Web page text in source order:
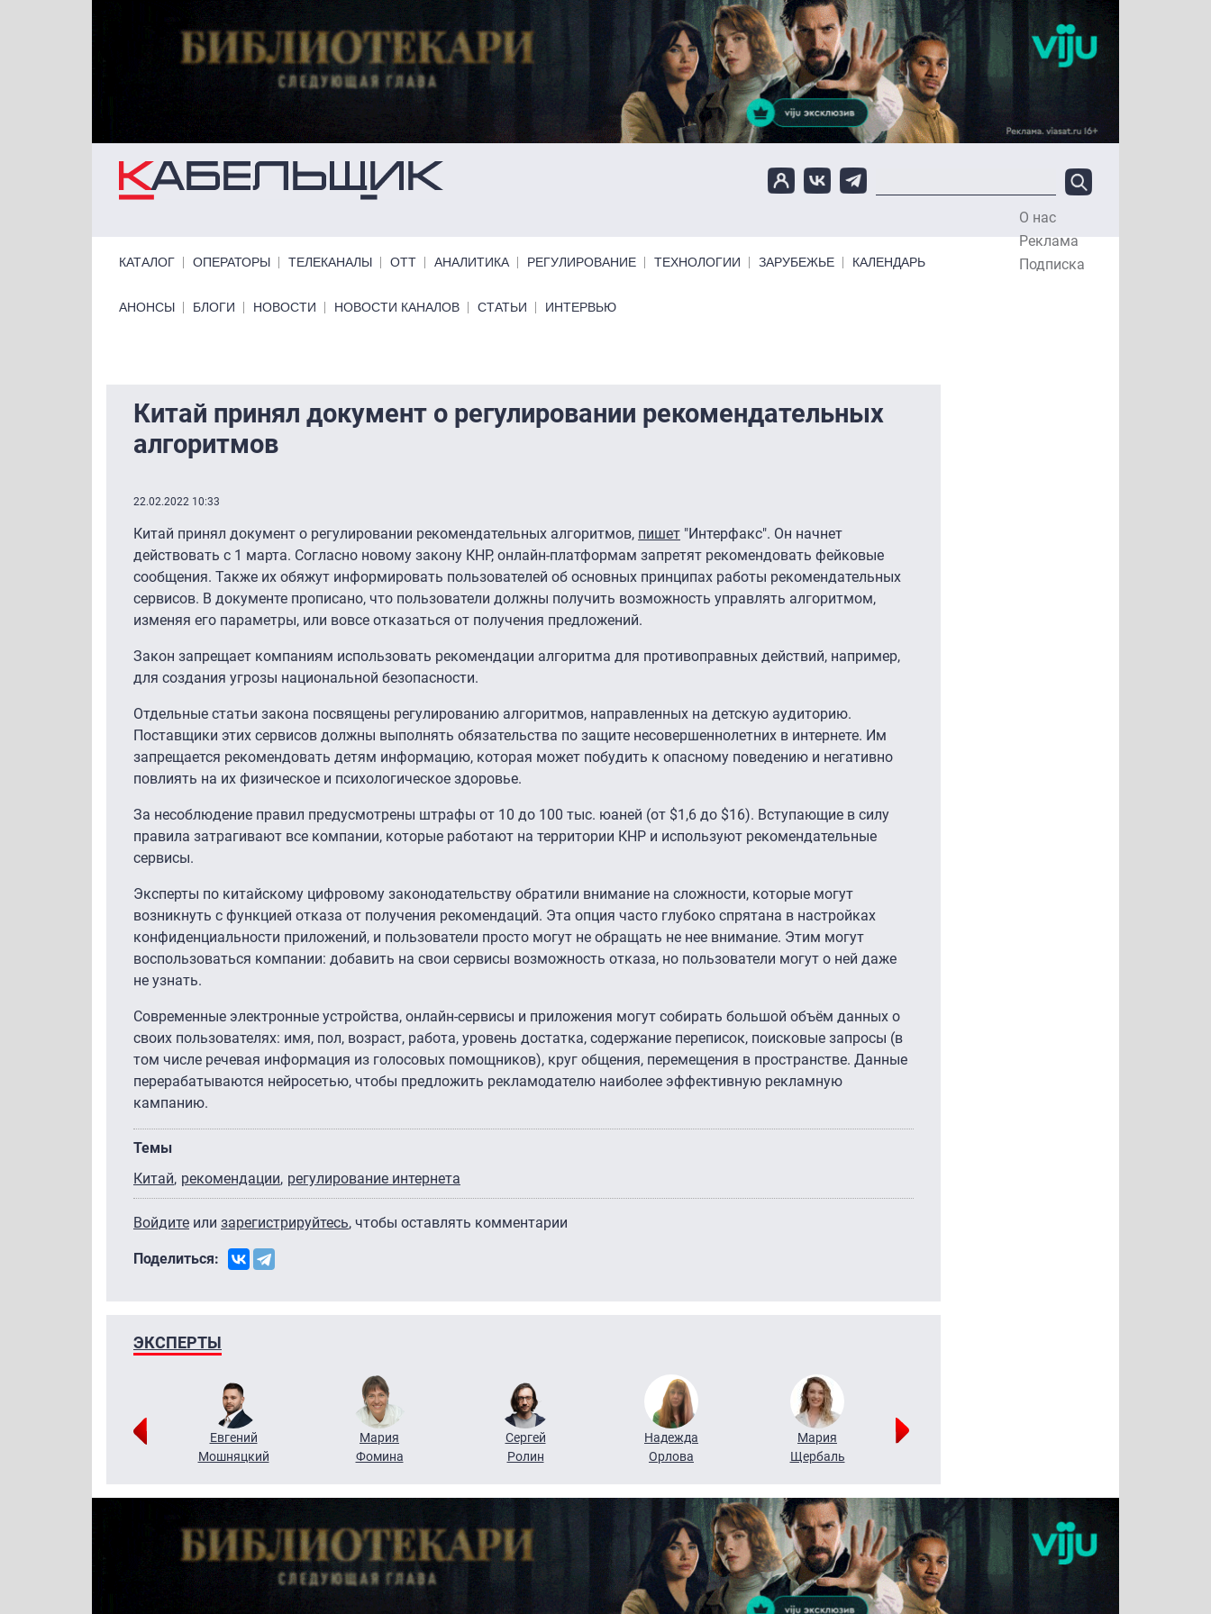
О нас
Реклама
Подписка
КАТАЛОГ ОПЕРАТОРЫ ТЕЛЕКАНАЛЫ ОТТ АНАЛИТИКА РЕГУЛИРОВАНИЕ ТЕХНОЛОГИИ ЗАРУБЕЖЬЕ КАЛЕНДАРЬ
Primary links bottom
АНОНСЫ БЛОГИ НОВОСТИ НОВОСТИ КАНАЛОВ СТАТЬИ ИНТЕРВЬЮ
Китай принял документ о регулировании рекомендательных
алгоритмов
22.02.2022 10:33
Китай принял документ о регулировании рекомендательных алгоритмов, пишет "Интерфакс". Он начнет
действовать с 1 марта. Согласно новому закону КНР, онлайн-платформам запретят рекомендовать фейковые
сообщения. Также их обяжут информировать пользователей об основных принципах работы рекомендательных
сервисов. В документе прописано, что пользователи должны получить возможность управлять алгоритмом,
изменяя его параметры, или вовсе отказаться от получения предложений.
Закон запрещает компаниям использовать рекомендации алгоритма для противоправных действий, например,
для создания угрозы национальной безопасности.
Отдельные статьи закона посвящены регулированию алгоритмов, направленных на детскую аудиторию.
Поставщики этих сервисов должны выполнять обязательства по защите несовершеннолетних в интернете. Им
запрещается рекомендовать детям информацию, которая может побудить к опасному поведению и негативно
повлиять на их физическое и психологическое здоровье.
За несоблюдение правил предусмотрены штрафы от 10 до 100 тыс. юаней (от $1,6 до $16). Вступающие в силу
правила затрагивают все компании, которые работают на территории КНР и используют рекомендательные
сервисы.
Эксперты по китайскому цифровому законодательству обратили внимание на сложности, которые могут
возникнуть с функцией отказа от получения рекомендаций. Эта опция часто глубоко спрятана в настройках
конфиденциальности приложений, и пользователи просто могут не обращать не нее внимание. Этим могут
воспользоваться компании: добавить на свои сервисы возможность отказа, но пользователи могут о ней даже
не узнать.
Современные электронные устройства, онлайн-сервисы и приложения могут собирать большой объём данных о
своих пользователях: имя, пол, возраст, работа, уровень достатка, содержание переписок, поисковые запросы (в
том числе речевая информация из голосовых помощников), круг общения, перемещения в пространстве. Данные
перерабатываются нейросетью, чтобы предложить рекламодателю наиболее эффективную рекламную
кампанию.
Темы
Китай рекомендации регулирование интернета
Войдите или зарегистрируйтесь, чтобы оставлять комментарии
Поделиться:
ЭКСПЕРТЫ
Евгений
Мошняцкий
Мария
Фомина
Сергей
Ролин
Надежда
Орлова
Мария
Щербаль